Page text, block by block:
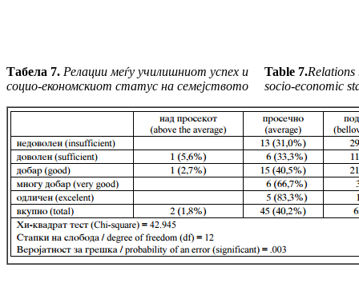
Табела 7. Релации меѓу училишниот успех и
социо-економскиот статус на семејството
Table 7.Relations
socio-economic